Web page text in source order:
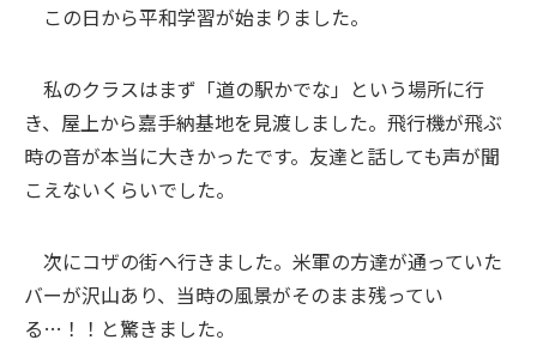
この日から平和学習が始まりました。
私のクラスはまず「道の駅かでな」という場所に行
き、屋上から嘉手納基地を見渡しました。飛行機が飛ぶ
時の音が本当に大きかったです。友達と話しても声が聞
こえないくらいでした。
次にコザの街へ行きました。米軍の方達が通っていた
バーが沢山あり、当時の風景がそのまま残ってい
る…！！と驚きました。